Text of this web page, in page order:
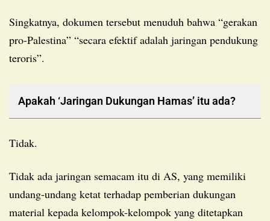
Singkatnya, dokumen tersebut menuduh bahwa “gerakan
pro-Palestina” “secara efektif adalah jaringan pendukung
teroris”.
Apakah ‘Jaringan Dukungan Hamas’ itu ada?
Tidak.
Tidak ada jaringan semacam itu di AS, yang memiliki
undang-undang ketat terhadap pemberian dukungan
material kepada kelompok-kelompok yang ditetapkan